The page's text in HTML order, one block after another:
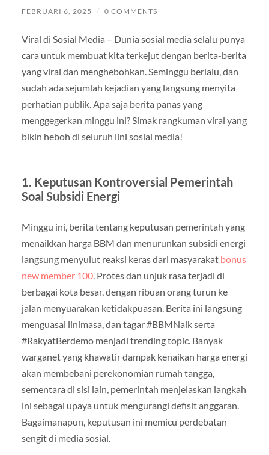
FEBRUARI 6, 2025 / 0 COMMENTS
Viral di Sosial Media – Dunia sosial media selalu punya
cara untuk membuat kita terkejut dengan berita-berita
yang viral dan menghebohkan. Seminggu berlalu, dan
sudah ada sejumlah kejadian yang langsung menyita
perhatian publik. Apa saja berita panas yang
menggegerkan minggu ini? Simak rangkuman viral yang
bikin heboh di seluruh lini sosial media!
1. Keputusan Kontroversial Pemerintah
Soal Subsidi Energi
Minggu ini, berita tentang keputusan pemerintah yang
menaikkan harga BBM dan menurunkan subsidi energi
langsung menyulut reaksi keras dari masyarakat bonus
new member 100. Protes dan unjuk rasa terjadi di
berbagai kota besar, dengan ribuan orang turun ke
jalan menyuarakan ketidakpuasan. Berita ini langsung
menguasai linimasa, dan tagar #BBMNaik serta
#RakyatBerdemo menjadi trending topic. Banyak
warganet yang khawatir dampak kenaikan harga energi
akan membebani perekonomian rumah tangga,
sementara di sisi lain, pemerintah menjelaskan langkah
ini sebagai upaya untuk mengurangi defisit anggaran.
Bagaimanapun, keputusan ini memicu perdebatan
sengit di media sosial.